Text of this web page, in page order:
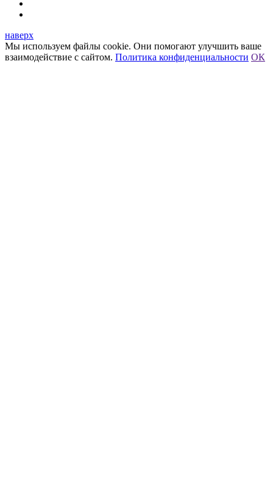
наверх
Мы используем файлы cookie. Они помогают улучшить ваше
взаимодействие с сайтом. Политика конфиденциальности ОК